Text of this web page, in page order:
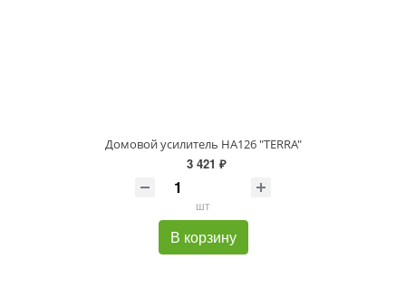
Домовой усилитель НА126 "TERRA"
3 421 ₽
шт
В корзину